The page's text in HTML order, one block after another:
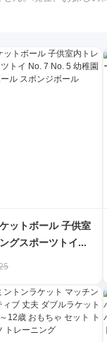
ットボール 子供室
グスポーツトイ
稚園 軽量サウン